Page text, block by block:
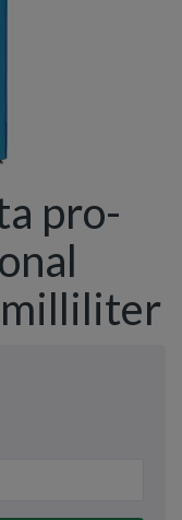
pro-